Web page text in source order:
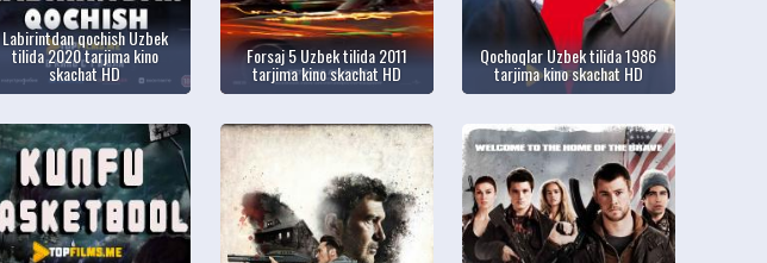
Labirintdan qochish Uzbek
tilida 2020 tarjima kino
skachat HD
Forsaj 5 Uzbek tilida 2011
tarjima kino skachat HD
Qochoqlar Uzbek tilida 1986
tarjima kino skachat HD